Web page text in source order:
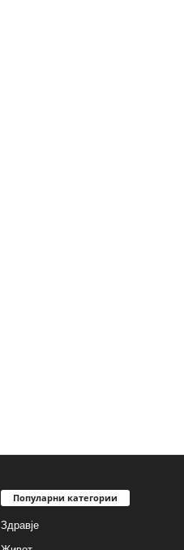
Популарни категории
Здравје